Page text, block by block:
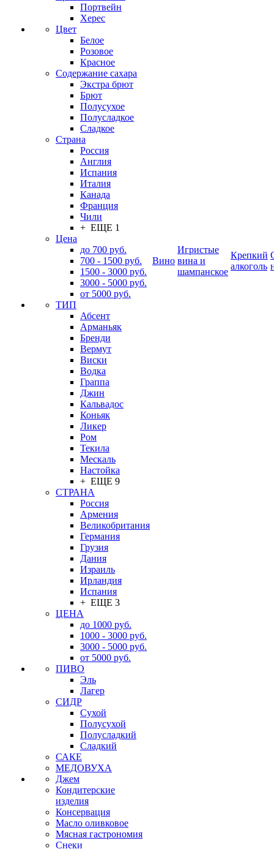
Портвейн
Херес
Цвет
Белое
Розовое
Красное
Содержание сахара
Экстра брют
Брют
Полусухое
Полусладкое
Сладкое
Страна
Россия
Англия
Испания
Италия
Канада
Франция
Чили
+ ЕЩЕ 1
Цена
до 700 руб.
700 - 1500 руб.
1500 - 3000 руб.
3000 - 5000 руб.
от 5000 руб.
ТИП
Абсент
Арманьяк
Бренди
Вермут
Виски
Водка
Граппа
Джин
Кальвадос
Коньяк
Ликер
Ром
Текила
Мескаль
Настойка
+ ЕЩЕ 9
СТРАНА
Россия
Армения
Великобритания
Германия
Грузия
Дания
Израиль
Ирландия
Испания
+ ЕЩЕ 3
ЦЕНА
до 1000 руб.
1000 - 3000 руб.
3000 - 5000 руб.
от 5000 руб.
ПИВО
Эль
Лагер
СИДР
Сухой
Полусухой
Полусладкий
Сладкий
САКЕ
МЕДОВУХА
Джем
Кондитерские
изделия
Консервация
Масло оливковое
Мясная гастрономия
Снеки
Вино
Игристые
вина и
шампанское
Крепкий
алкоголь